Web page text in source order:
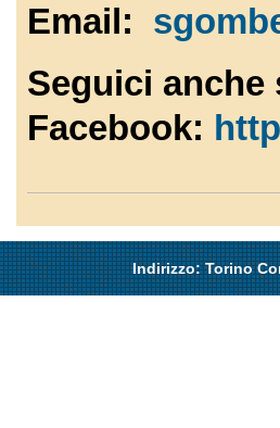
Email:
Seguici anche
Facebook:
Indirizzo: Torino